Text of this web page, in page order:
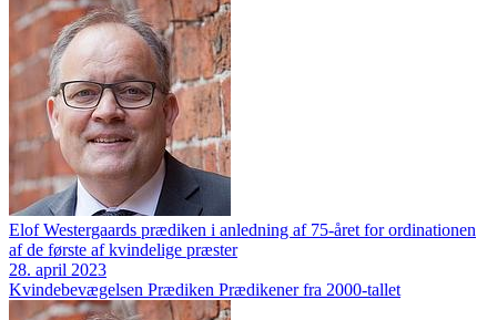
Elof Westergaards prædiken i anledning af 75-året for ordinationen
af de første af kvindelige præster
28. april 2023
Kvindebevægelsen Prædiken Prædikener fra 2000-tallet